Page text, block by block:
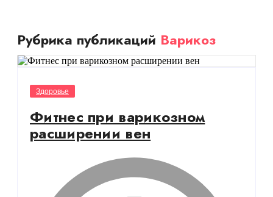
Рубрика публикаций Варикоз
Здоровье
Фитнес при варикозном
расширении вен